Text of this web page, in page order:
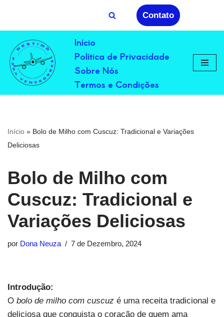
para
o
conteúdo
Contato
Início
Política de Privacidade
Sobre Nós
Termos e Condições
Início » Bolo de Milho com Cuscuz: Tradicional e Variações
Deliciosas
Bolo de Milho com
Cuscuz: Tradicional e
Variações Deliciosas
por Dona Neuza 7 de Dezembro, 2024
Introdução:
O bolo de milho com cuscuz é uma receita tradicional e
deliciosa que conquista o coração de quem ama